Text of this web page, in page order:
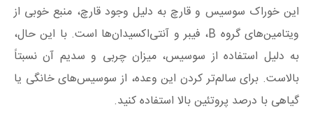
این خوراک سوسیس و قارچ به دلیل وجود قارچ، منبع خوبی از
ویتامین‌های گروه B، فیبر و آنتی‌اکسیدان‌ها است. با این حال،
به دلیل استفاده از سوسیس، میزان چربی و سدیم آن نسبتاً
بالاست. برای سالم‌تر کردن این وعده، از سوسیس‌های خانگی یا
گیاهی با درصد پروتئین بالا استفاده کنید.